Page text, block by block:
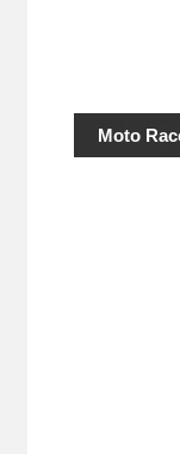
Moto